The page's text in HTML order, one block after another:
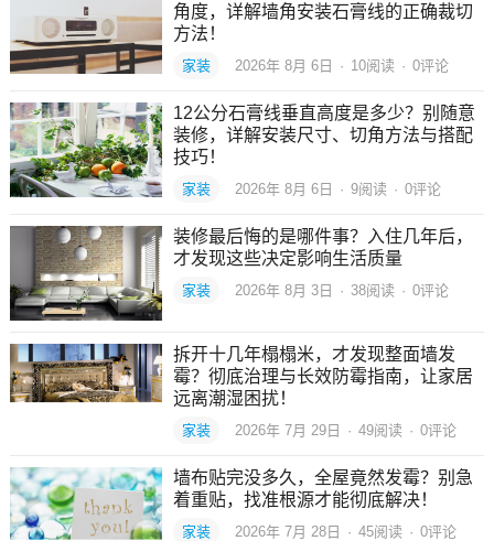
角度，详解墙角安装石膏线的正确裁切
方法！
家装 2026年 8月 6日 · 10阅读 · 0评论
12公分石膏线垂直高度是多少？别随意
装修，详解安装尺寸、切角方法与搭配
技巧！
家装 2026年 8月 6日 · 9阅读 · 0评论
装修最后悔的是哪件事？入住几年后，
才发现这些决定影响生活质量
家装 2026年 8月 3日 · 38阅读 · 0评论
拆开十几年榻榻米，才发现整面墙发
霉？彻底治理与长效防霉指南，让家居
远离潮湿困扰！
家装 2026年 7月 29日 · 49阅读 · 0评论
墙布贴完没多久，全屋竟然发霉？别急
着重贴，找准根源才能彻底解决！
家装 2026年 7月 28日 · 45阅读 · 0评论